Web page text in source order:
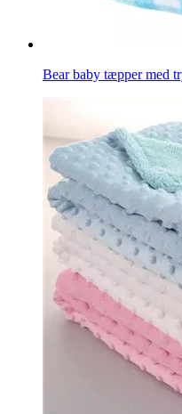
Bear baby tæpper med